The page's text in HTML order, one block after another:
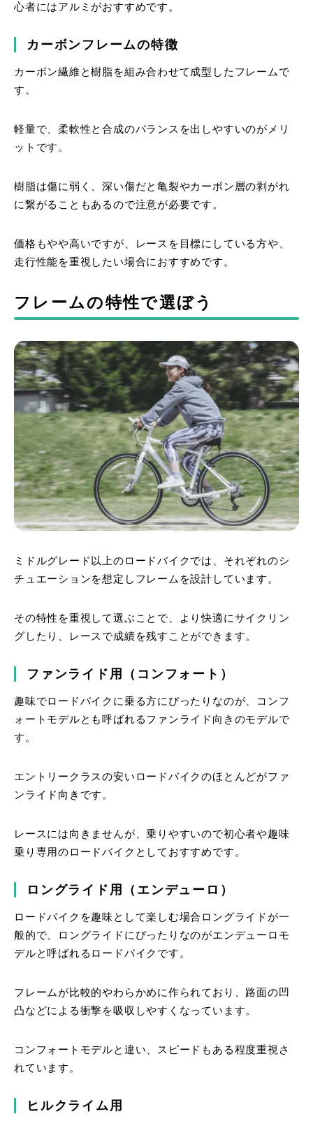
心者にはアルミがおすすめです。
カーボンフレームの特徴
カーボン繊維と樹脂を組み合わせて成型したフレームで
す。
軽量で、柔軟性と合成のバランスを出しやすいのがメリ
ットです。
樹脂は傷に弱く、深い傷だと亀裂やカーボン層の剥がれ
に繋がることもあるので注意が必要です。
価格もやや高いですが、レースを目標にしている方や、
走行性能を重視したい場合におすすめです。
フレームの特性で選ぼう
ミドルグレード以上のロードバイクでは、それぞれのシ
チュエーションを想定しフレームを設計しています。
その特性を重視して選ぶことで、より快適にサイクリン
グしたり、レースで成績を残すことができます。
ファンライド用（コンフォート）
趣味でロードバイクに乗る方にぴったりなのが、コンフ
ォートモデルとも呼ばれるファンライド向きのモデルで
す。
エントリークラスの安いロードバイクのほとんどがファ
ンライド向きです。
レースには向きませんが、乗りやすいので初心者や趣味
乗り専用のロードバイクとしておすすめです。
ロングライド用（エンデューロ）
ロードバイクを趣味として楽しむ場合ロングライドが一
般的で、ロングライドにぴったりなのがエンデューロモ
デルと呼ばれるロードバイクです。
フレームが比較的やわらかめに作られており、路面の凹
凸などによる衝撃を吸収しやすくなっています。
コンフォートモデルと違い、スピードもある程度重視さ
れています。
ヒルクライム用